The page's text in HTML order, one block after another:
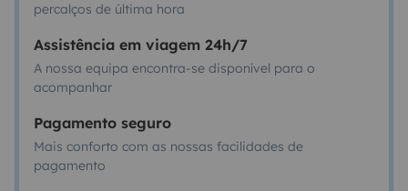
percalços de última hora
Assistência em viagem 24h/7
A nossa equipa encontra-se disponível para o
acompanhar
Pagamento seguro
Mais conforto com as nossas facilidades de
pagamento